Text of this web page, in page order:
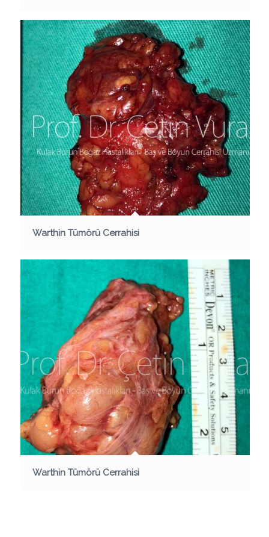
Warthin Tümörü Cerrahisi
Warthin Tümörü Cerrahisi